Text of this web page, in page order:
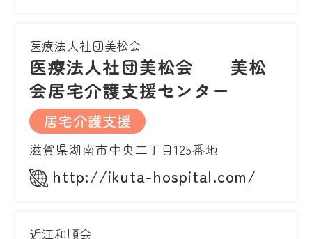
医療法人社団美松会
医療法人社団美松会 美松
会居宅介護支援センター
居宅介護支援
滋賀県湖南市中央二丁目125番地
http://ikuta-hospital.com/
近江和順会